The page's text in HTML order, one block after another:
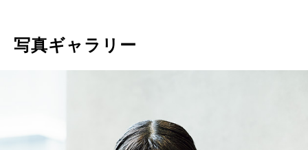
写真ギャラリー